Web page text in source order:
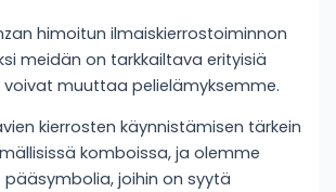
himoitun ilmaiskierrostoiminnon
meidän on tarkkailtava erityisiä
voivat muuttaa pelielämyksemme.
kierrosten käynnistämisen tärkein
komboissa, ja olemme
joihin on syytä